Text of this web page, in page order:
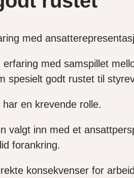
med
med samspillet
spesielt godt rustet til
en krevende rolle.
valgt inn med et
forankring.
konsekvenser for